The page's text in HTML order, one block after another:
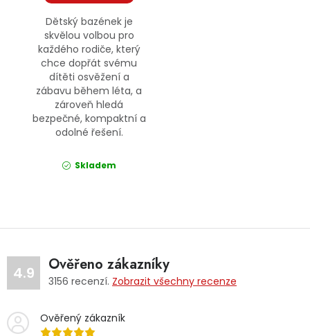
Dětský bazének je
skvělou volbou pro
každého rodiče, který
chce dopřát svému
dítěti osvěžení a
zábavu během léta, a
zároveň hledá
bezpečné, kompaktní a
odolné řešení.
Skladem
4.9 Ověřeno zákazníky
3156 recenzí. Zobrazit všechny recenze
Ověřený zákazník